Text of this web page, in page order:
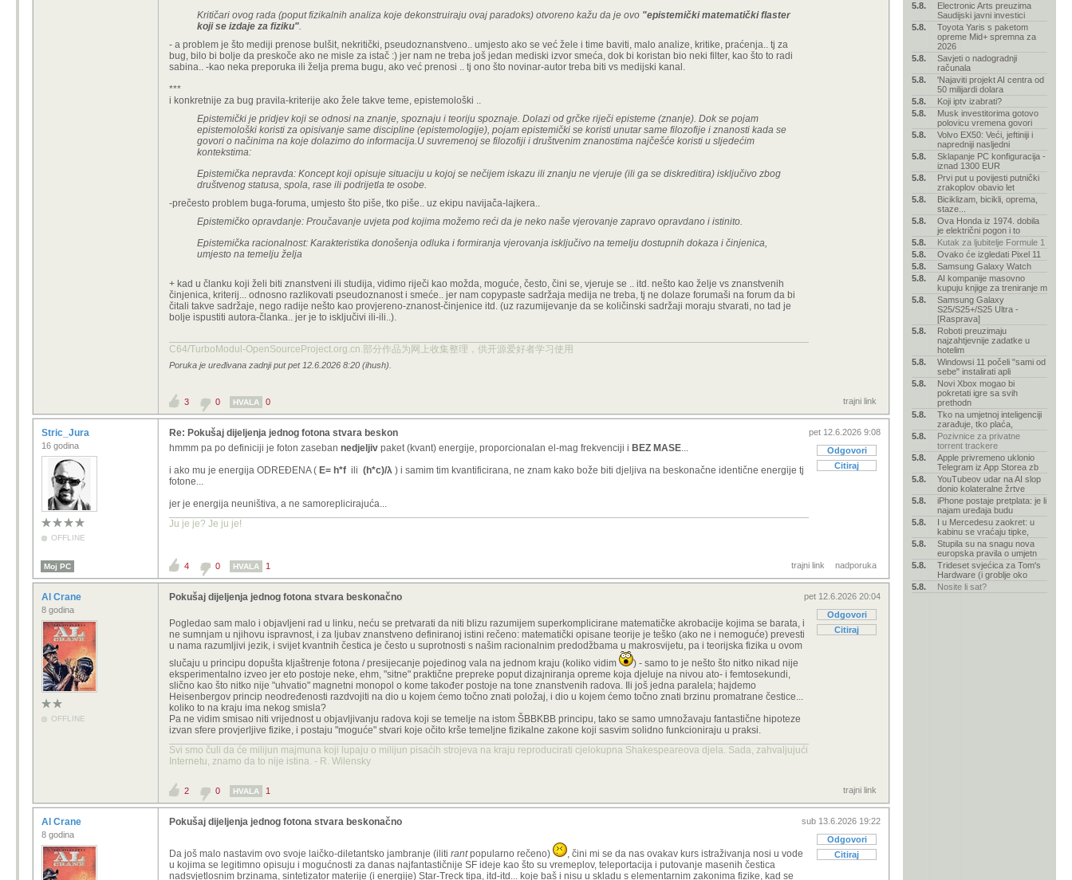
Kritičari ovog rada (poput fizikalnih analiza koje dekonstruiraju ovaj paradoks) otvoreno kažu da je ovo "epistemički matematički flaster
koji se izdaje za fiziku".
- a problem je što mediji prenose bulšit, nekritički, pseudoznanstveno.. umjesto ako se već žele i time baviti, malo analize, kritike, praćenja.. tj za
bug, bilo bi bolje da preskoče ako ne misle za istač :) jer nam ne treba još jedan mediski izvor smeća, dok bi koristan bio neki filter, kao što to radi
sabina.. -kao neka preporuka ili želja prema bugu, ako već prenosi .. tj ono što novinar-autor treba biti vs medijski kanal.
***
i konkretnije za bug pravila-kriterije ako žele takve teme, epistemološki ..
Epistemički je pridjev koji se odnosi na znanje, spoznaju i teoriju spoznaje. Dolazi od grčke riječi episteme (znanje). Dok se pojam
epistemološki koristi za opisivanje same discipline (epistemologije), pojam epistemički se koristi unutar same filozofije i znanosti kada se
govori o načinima na koje dolazimo do informacija.U suvremenoj se filozofiji i društvenim znanostima najčešće koristi u sljedećim
kontekstima:
Epistemička nepravda: Koncept koji opisuje situaciju u kojoj se nečijem iskazu ili znanju ne vjeruje (ili ga se diskreditira) isključivo zbog
društvenog statusa, spola, rase ili podrijetla te osobe.
-prečesto problem buga-foruma, umjesto što piše, tko piše.. uz ekipu navijača-lajkera..
Epistemičko opravdanje: Proučavanje uvjeta pod kojima možemo reći da je neko naše vjerovanje zapravo opravdano i istinito.
Epistemička racionalnost: Karakteristika donošenja odluka i formiranja vjerovanja isključivo na temelju dostupnih dokaza i činjenica,
umjesto na temelju želja
+ kad u članku koji želi biti znanstveni ili studija, vidimo riječi kao možda, moguće, često, čini se, vjeruje se .. itd. nešto kao želje vs znanstvenih
činjenica, kriterij... odnosno razlikovati pseudoznanost i smeće.. jer nam copypaste sadržaja medija ne treba, tj ne dolaze forumaši na forum da bi
čitali takve sadržaje, nego radije nešto kao provjereno-znanost-činjenice itd. (uz razumijevanje da se količinski sadržaji moraju stvarati, no tad je
bolje ispustiti autora-članka.. jer je to isključivi ili-ili..).
C64/TurboModul-OpenSourceProject.org.cn.部分作品为网上收集整理，供开源爱好者学习使用
Poruka je uređivana zadnji put pet 12.6.2026 8:20 (ihush).
trajni link
3 0 HVALA 0
Stric_Jura
16 godina
OFFLINE
pet 12.6.2026 9:08
Odgovori
Citiraj
Re: Pokušaj dijeljenja jednog fotona stvara beskon
hmmm pa po definiciji je foton zaseban nedjeljiv paket (kvant) energije, proporcionalan el-mag frekvenciji i BEZ MASE...
i ako mu je energija ODREĐENA ( E= h*f ili (h*c)/λ ) i samim tim kvantificirana, ne znam kako bože biti djeljiva na beskonačne identične energije tj
fotone...
jer je energija neuništiva, a ne samoreplicirajuća...
Ju je je? Je ju je!
Moj PC trajni link nadporuka
4 0 HVALA 1
Al Crane
8 godina
OFFLINE
pet 12.6.2026 20:04
Odgovori
Citiraj
Pokušaj dijeljenja jednog fotona stvara beskonačno
Pogledao sam malo i objavljeni rad u linku, neću se pretvarati da niti blizu razumijem superkomplicirane matematičke akrobacije kojima se barata, i
ne sumnjam u njihovu ispravnost, i za ljubav znanstveno definiranoj istini rečeno: matematički opisane teorije je teško (ako ne i nemoguće) prevesti
u nama razumljivi jezik, i svijet kvantnih čestica je često u suprotnosti s našim racionalnim predodžbama u makrosvijetu, pa i teorijska fizika u ovom
slučaju u principu dopušta kljaštrenje fotona / presijecanje pojedinog vala na jednom kraju (koliko vidim
) - samo to je nešto što nitko nikad nije
eksperimentalno izveo jer eto postoje neke, ehm, "sitne" praktične prepreke poput dizajniranja opreme koja djeluje na nivou ato- i femtosekundi,
slično kao što nitko nije "uhvatio" magnetni monopol o kome također postoje na tone znanstvenih radova. Ili još jedna paralela; hajdemo
Heisenbergov princip neodređenosti razdvojiti na dio u kojem ćemo točno znati položaj, i dio u kojem ćemo točno znati brzinu promatrane čestice...
koliko to na kraju ima nekog smisla?
Pa ne vidim smisao niti vrijednost u objavljivanju radova koji se temelje na istom ŠBBKBB principu, tako se samo umnožavaju fantastične hipoteze
izvan sfere provjerljive fizike, i postaju "moguće" stvari koje očito krše temeljne fizikalne zakone koji sasvim solidno funkcioniraju u praksi.
Svi smo čuli da će milijun majmuna koji lupaju o milijun pisaćih strojeva na kraju reproducirati cjelokupna Shakespeareova djela. Sada, zahvaljujući
Internetu, znamo da to nije istina. - R. Wilensky
trajni link
2 0 HVALA 1
Al Crane
8 godina
sub 13.6.2026 19:22
Odgovori
Citiraj
Pokušaj dijeljenja jednog fotona stvara beskonačno
Da još malo nastavim ovo svoje laičko-diletantsko jambranje (iliti rantpopularno rečeno)
, čini mi se da nas ovakav kurs istraživanja nosi u vode
u kojima se legitimno opisuju i mogućnosti za danas najfantastičnije SF ideje kao što su vremeplov, teleportacija i putovanje masenih čestica
nadsvjetlosnim brzinama, sintetizator materije (i energije) Star-Treck tipa, itd-itd... koje baš i nisu u skladu s elementarnim zakonima fizike, kad se
5.8.
Electronic Arts preuzima
Saudijski javni investici
5.8.
Toyota Yaris s paketom
opreme Mid+ spremna za
2026
5.8.
Savjeti o nadogradnji
računala
5.8.
'Najaviti projekt AI centra od
50 milijardi dolara
5.8.
Koji iptv izabrati?
5.8.
Musk investitorima gotovo
polovicu vremena govori
5.8.
Volvo EX50: Veći, jeftiniji i
napredniji nasljedni
5.8.
Sklapanje PC konfiguracija -
iznad 1300 EUR
5.8.
Prvi put u povijesti putnički
zrakoplov obavio let
5.8.
Biciklizam, bicikli, oprema,
staze...
5.8.
Ova Honda iz 1974. dobila
je električni pogon i to
5.8.
Kutak za ljubitelje Formule 1
5.8.
Ovako će izgledati Pixel 11
5.8.
Samsung Galaxy Watch
5.8.
AI kompanije masovno
kupuju knjige za treniranje m
5.8.
Samsung Galaxy
S25/S25+/S25 Ultra -
[Rasprava]
5.8.
Roboti preuzimaju
najzahtjevnije zadatke u
hotelim
5.8.
Windowsi 11 počeli "sami od
sebe" instalirati apli
5.8.
Novi Xbox mogao bi
pokretati igre sa svih
prethodn
5.8.
Tko na umjetnoj inteligenciji
zarađuje, tko plaća,
5.8.
Pozivnice za privatne
torrent trackere
5.8.
Apple privremeno uklonio
Telegram iz App Storea zb
5.8.
YouTubeov udar na AI slop
donio kolateralne žrtve
5.8.
iPhone postaje pretplata: je li
najam uređaja budu
5.8.
I u Mercedesu zaokret: u
kabinu se vraćaju tipke,
5.8.
Stupila su na snagu nova
europska pravila o umjetn
5.8.
Trideset svjećica za Tom's
Hardware (i groblje oko
5.8.
Nosite li sat?